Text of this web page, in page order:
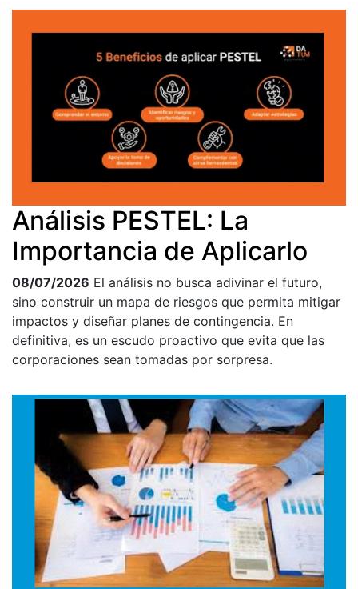
Análisis PESTEL: La
Importancia de Aplicarlo
08/07/2026 El análisis no busca adivinar el futuro,
sino construir un mapa de riesgos que permita mitigar
impactos y diseñar planes de contingencia. En
definitiva, es un escudo proactivo que evita que las
corporaciones sean tomadas por sorpresa.